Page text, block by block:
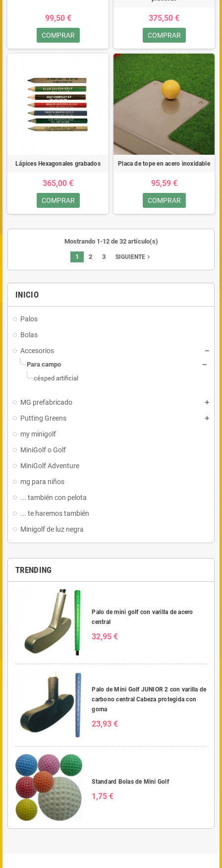
INICIO
Palos
Bolas
Accesorios
Para campo
césped artificial
MG prefabricado
Putting Greens
my minigolf
MiniGolf o Golf
MiniGolf Adventure
mg para niños
... también con pelota
... te haremos también
Minigolf de luz negra
TRENDING
Palo de mini golf con varilla de acero
central
32,95 €
Palo de Mini Golf JUNIOR 2 con varilla de
carbono central Cabeza protegida con
goma
23,93 €
Standard Bolas de Mini Golf
1,75 €
99,50 €
COMPRAR
375,50 €
COMPRAR
Lápices Hexagonales grabados
365,00 €
COMPRAR
Placa de tope en acero inoxidable
95,59 €
COMPRAR
Mostrando 1-12 de 32 artículo(s)
1 2 3 SIGUIENTEnavigate_next